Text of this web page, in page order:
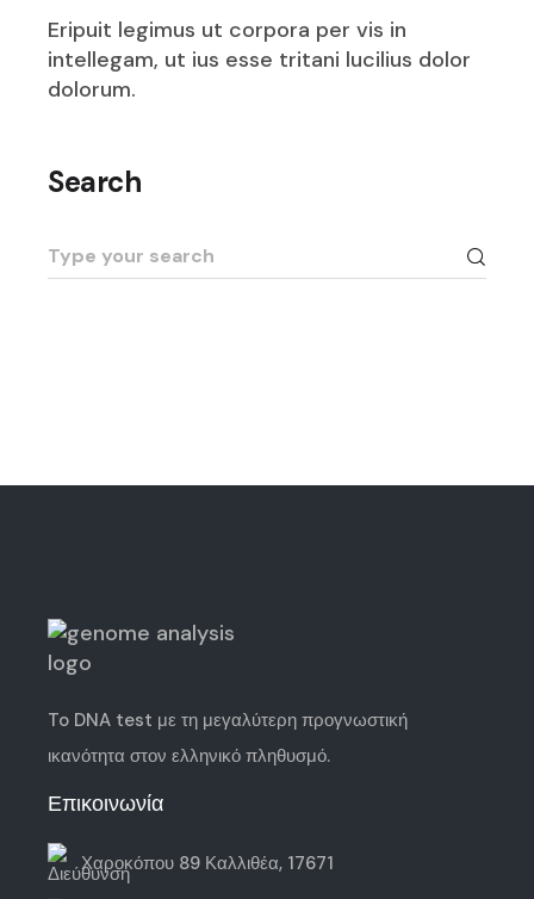
Eripuit legimus ut corpora per vis in
intellegam, ut ius esse tritani lucilius dolor
dolorum.
Search
Search
for:
To DNA test με τη μεγαλύτερη προγνωστική
ικανότητα στον ελληνικό πληθυσμό.
Επικοινωνία
Χαροκόπου 89 Καλλιθέα, 17671